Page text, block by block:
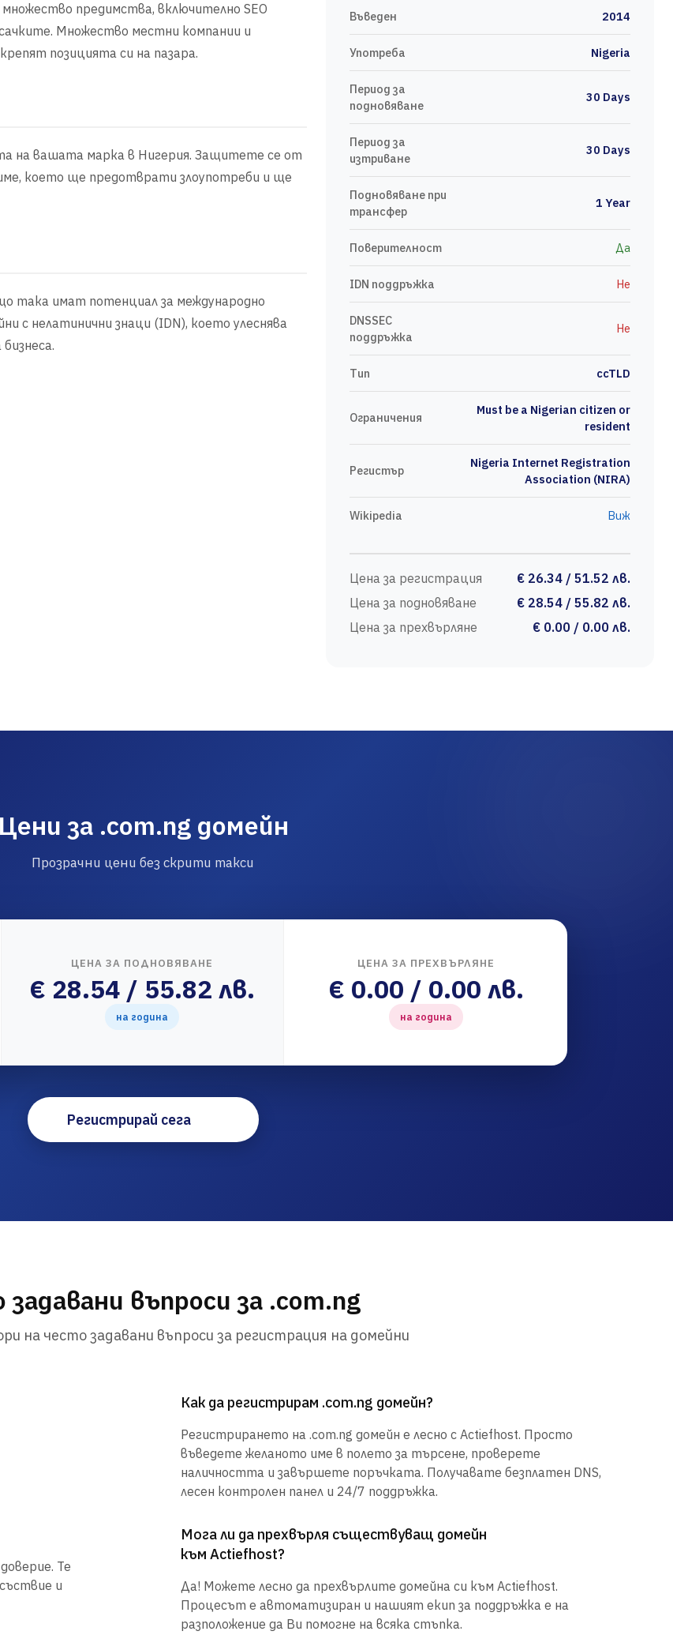
предимства, включително SEO
Множество местни компании и
позицията си на пазара.
на вашата марка в Нигерия. Защитете се от
което ще предотврати злоупотреби и ще
така имат потенциал за международно
с нелатинични знаци (IDN), което улеснява
Въведен 2014
Употреба Nigeria
Период за
подновяване
30 Days
Период за
изтриване
30 Days
Подновяване при
трансфер
1 Year
Поверителност Да
IDN поддръжка Не
DNSSEC
поддръжка
Не
Тип ccTLD
Ограничения
Must be a Nigerian citizen or
resident
Регистър
Nigeria Internet Registration
Association (NIRA)
Wikipedia Виж
Цена за регистрация
€ 26.34 / 51.52 лв.
Цена за подновяване
€ 28.54 / 55.82 лв.
Цена за прехвърляне
€ 0.00 / 0.00 лв.
Цени за .com.ng домейн
Прозрачни цени без скрити такси
ЦЕНА ЗА ПОДНОВЯВАНЕ
€ 28.54 / 55.82 лв.
на година
ЦЕНА ЗА ПРЕХВЪРЛЯНЕ
€ 0.00 / 0.00 лв.
на година
Регистрирай сега
въпроси за .com.ng
на често задавани въпроси за регистрация на домейни
Как да регистрирам .com.ng домейн?
Регистрирането на .com.ng домейн е лесно с Actiefhost. Просто
въведете желаното име в полето за търсене, проверете
наличността и завършете поръчката. Получавате безплатен DNS,
лесен контролен панел и 24/7 поддръжка.
Те
и
Мога ли да прехвърля съществуващ домейн
към Actiefhost?
Да! Можете лесно да прехвърлите домейна си към Actiefhost.
Процесът е автоматизиран и нашият екип за поддръжка е на
разположение да Ви помогне на всяка стъпка.